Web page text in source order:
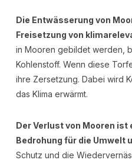
Die Entwässerung von
Freisetzung von
in Mooren gebildet werden,
Kohlenstoff. Wenn diese
ihre Zersetzung. Dabei wird
das Klima erwärmt.
Der Verlust von Mooren
Bedrohung für die Umwelt
Schutz und die